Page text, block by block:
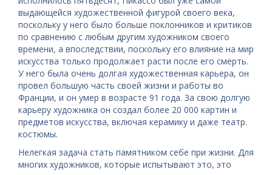
выдающейся художественной фигурой своего века,
поскольку у него было больше поклонников и критиков
по сравнению с любым другим художником своего
времени, а впоследствии, поскольку его влияние на мир
искусства только продолжает расти после его смерть.
У него была очень долгая художественная карьера, он
провел большую часть своей жизни и работы во
Франции, и он умер в возрасте 91 года. За свою долгую
карьеру художника он создал более 20 000 картин и
предметов искусства, включая керамику и даже театр.
костюмы.
Нелегкая задача стать памятником себе при жизни. Для
многих художников, которые испытывают это, это